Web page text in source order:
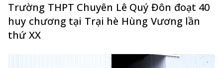
Trường THPT Chuyên Lê Quý Đôn đoạt 40
huy chương tại Trại hè Hùng Vương lần
thứ XX